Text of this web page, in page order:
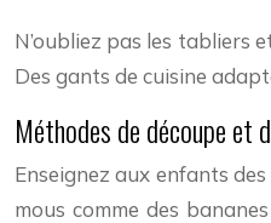
N’oubliez pas les tabliers
Des gants de cuisine
Méthodes de découpe et
Enseignez aux enfants
mous comme des